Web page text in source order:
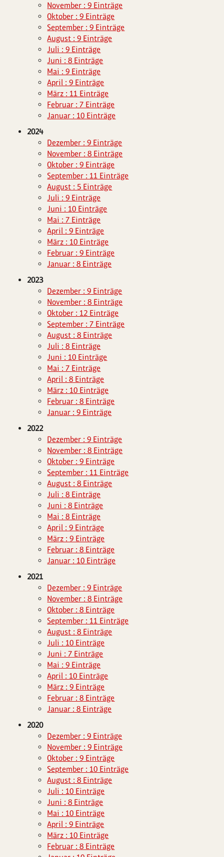
November : 9 Einträge
Oktober : 9 Einträge
September : 9 Einträge
August : 9 Einträge
Juli : 9 Einträge
Juni : 8 Einträge
Mai : 9 Einträge
April : 9 Einträge
März : 11 Einträge
Februar : 7 Einträge
Januar : 10 Einträge
2024
Dezember : 9 Einträge
November : 8 Einträge
Oktober : 9 Einträge
September : 11 Einträge
August : 5 Einträge
Juli : 9 Einträge
Juni : 10 Einträge
Mai : 7 Einträge
April : 9 Einträge
März : 10 Einträge
Februar : 9 Einträge
Januar : 8 Einträge
2023
Dezember : 9 Einträge
November : 8 Einträge
Oktober : 12 Einträge
September : 7 Einträge
August : 8 Einträge
Juli : 8 Einträge
Juni : 10 Einträge
Mai : 7 Einträge
April : 8 Einträge
März : 10 Einträge
Februar : 8 Einträge
Januar : 9 Einträge
2022
Dezember : 9 Einträge
November : 8 Einträge
Oktober : 9 Einträge
September : 11 Einträge
August : 8 Einträge
Juli : 8 Einträge
Juni : 8 Einträge
Mai : 8 Einträge
April : 9 Einträge
März : 9 Einträge
Februar : 8 Einträge
Januar : 10 Einträge
2021
Dezember : 9 Einträge
November : 8 Einträge
Oktober : 8 Einträge
September : 11 Einträge
August : 8 Einträge
Juli : 10 Einträge
Juni : 7 Einträge
Mai : 9 Einträge
April : 10 Einträge
März : 9 Einträge
Februar : 8 Einträge
Januar : 8 Einträge
2020
Dezember : 9 Einträge
November : 9 Einträge
Oktober : 9 Einträge
September : 10 Einträge
August : 8 Einträge
Juli : 10 Einträge
Juni : 8 Einträge
Mai : 10 Einträge
April : 9 Einträge
März : 10 Einträge
Februar : 8 Einträge